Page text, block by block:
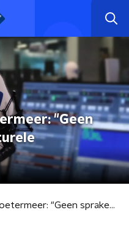
"Geen
Schietpartij Zoetermeer: "Geen sprake van structurele criminaliteit."